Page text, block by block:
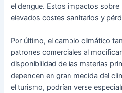
el dengue. Estos impactos sobre
elevados costes sanitarios y
Por último, el cambio climático
patrones comerciales al
disponibilidad de las materias
dependen en gran medida del
el turismo, podrían verse